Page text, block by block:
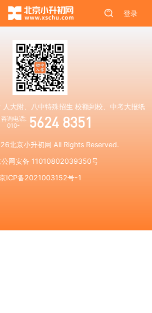
登录
人大附、八中特殊招生 校额到校、中考大报纸
咨询电话:
010-
5624 8351
北京小升初网 All Rights Reserved.
公网安备 11010802039350号
ICP备2021003152号-1